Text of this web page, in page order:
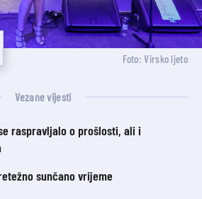
Foto: Virsko ljeto
Vezane vijesti
raspravljalo o prošlosti, ali i
sunčano vrijeme